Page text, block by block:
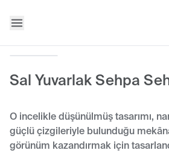
Sal Yuvarlak Sehpa
O incelikle düşünülmüş tasarımı,
güçlü çizgileriyle bulunduğu
görünüm kazandırmak için